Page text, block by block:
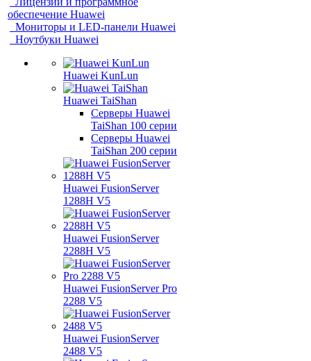
обеспечение Huawei
Мониторы и LED-панели Huawei
Ноутбуки Huawei
Huawei KunLun
Huawei TaiShan
Серверы Huawei
TaiShan 100 серии
Серверы Huawei
TaiShan 200 серии
Huawei FusionServer
1288H V5
Huawei FusionServer
2288H V5
Huawei FusionServer Pro
2288 V5
Huawei FusionServer
2488 V5